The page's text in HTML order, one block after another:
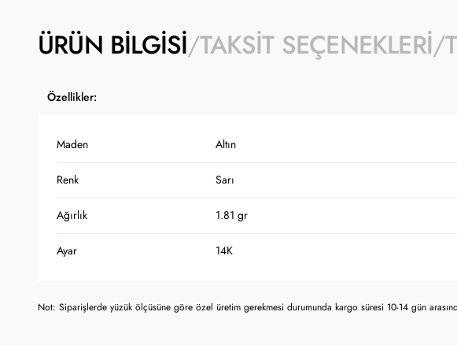
ÜRÜN BILGISI TAKSIT SEÇENEKLERI
Özellikler:
Maden Altın
Renk Sarı
Ağırlık 1.81 gr
Ayar 14K
Not: Siparişlerde yüzük ölçüsüne göre özel üretim gerekmesi durumunda kargo süresi 10-14 gün